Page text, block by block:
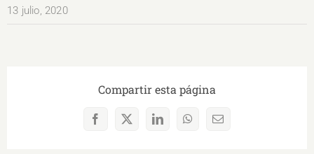
13 julio, 2020
Compartir esta página
Facebook
X LinkedInWhatsAppCorreo